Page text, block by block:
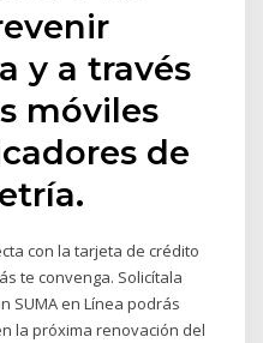
y a través
móviles
de
con la tarjeta de crédito
te convenga. Solicítala
SUMA en Línea podrás
la próxima renovación del